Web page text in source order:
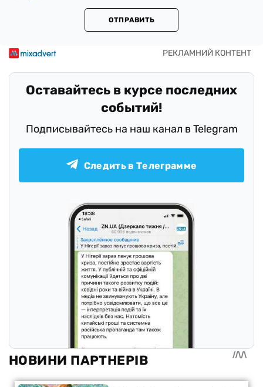
ОТПРАВИТЬ
Оставайтесь в курсе последних
событий!
Подписывайтесь на наш канал в Telegram
Следить в Телеграмме